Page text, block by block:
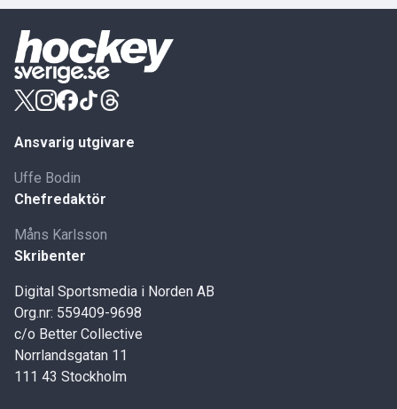
Ansvarig utgivare
Uffe Bodin
Chefredaktör
Måns Karlsson
Skribenter
Digital Sportsmedia i Norden AB
Org.nr: 559409-9698
c/o Better Collective
Norrlandsgatan 11
111 43 Stockholm